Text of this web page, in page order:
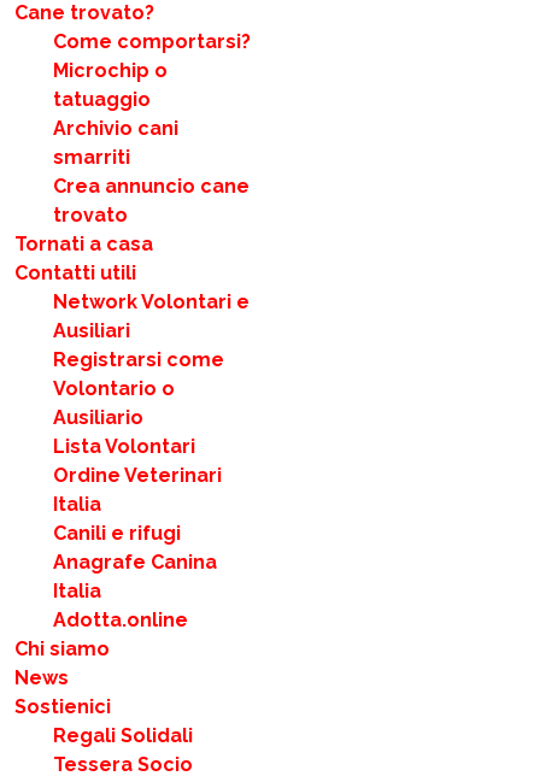
Cane trovato?
Come comportarsi?
Microchip o
tatuaggio
Archivio cani
smarriti
Crea annuncio cane
trovato
Tornati a casa
Contatti utili
Network Volontari e
Ausiliari
Registrarsi come
Volontario o
Ausiliario
Lista Volontari
Ordine Veterinari
Italia
Canili e rifugi
Anagrafe Canina
Italia
Adotta.online
Chi siamo
News
Sostienici
Regali Solidali
Tessera Socio